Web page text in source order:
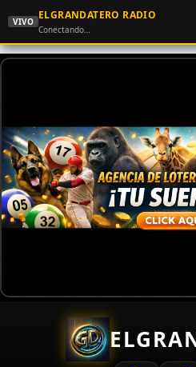
VIVO
ELGRANDATERO RADIO
Conectando…